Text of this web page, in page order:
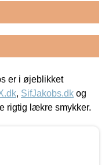
er i øjeblikket
, SifJakobs.dk og
rigtig lækre smykker.